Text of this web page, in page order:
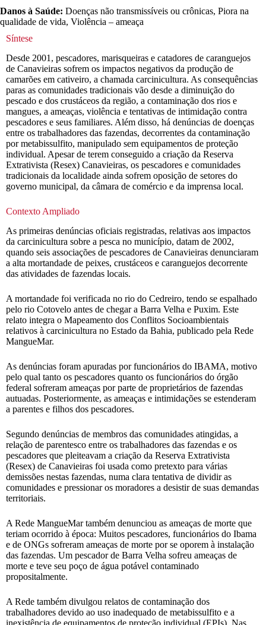
Danos à Saúde: Doenças não transmissíveis ou crônicas, Piora na
qualidade de vida, Violência – ameaça
Síntese
Desde 2001, pescadores, marisqueiras e catadores de caranguejos
de Canavieiras sofrem os impactos negativos da produção de
camarões em cativeiro, a chamada carcinicultura. As consequências
paras as comunidades tradicionais vão desde a diminuição do
pescado e dos crustáceos da região, a contaminação dos rios e
mangues, a ameaças, violência e tentativas de intimidação contra
pescadores e seus familiares. Além disso, há denúncias de doenças
entre os trabalhadores das fazendas, decorrentes da contaminação
por metabissulfito, manipulado sem equipamentos de proteção
individual. Apesar de terem conseguido a criação da Reserva
Extrativista (Resex) Canavieiras, os pescadores e comunidades
tradicionais da localidade ainda sofrem oposição de setores do
governo municipal, da câmara de comércio e da imprensa local.
Contexto Ampliado
As primeiras denúncias oficiais registradas, relativas aos impactos
da carcinicultura sobre a pesca no município, datam de 2002,
quando seis associações de pescadores de Canavieiras denunciaram
a alta mortandade de peixes, crustáceos e caranguejos decorrente
das atividades de fazendas locais.
A mortandade foi verificada no rio do Cedreiro, tendo se espalhado
pelo rio Cotovelo antes de chegar a Barra Velha e Puxim. Este
relato integra o Mapeamento dos Conflitos Socioambientais
relativos à carcinicultura no Estado da Bahia, publicado pela Rede
MangueMar.
As denúncias foram apuradas por funcionários do IBAMA, motivo
pelo qual tanto os pescadores quanto os funcionários do órgão
federal sofreram ameaças por parte de proprietários de fazendas
autuadas. Posteriormente, as ameaças e intimidações se estenderam
a parentes e filhos dos pescadores.
Segundo denúncias de membros das comunidades atingidas, a
relação de parentesco entre os trabalhadores das fazendas e os
pescadores que pleiteavam a criação da Reserva Extrativista
(Resex) de Canavieiras foi usada como pretexto para várias
demissões nestas fazendas, numa clara tentativa de dividir as
comunidades e pressionar os moradores a desistir de suas demandas
territoriais.
A Rede MangueMar também denunciou as ameaças de morte que
teriam ocorrido à época: Muitos pescadores, funcionários do Ibama
e de ONGs sofreram ameaças de morte por se oporem à instalação
das fazendas. Um pescador de Barra Velha sofreu ameaças de
morte e teve seu poço de água potável contaminado
propositalmente.
A Rede também divulgou relatos de contaminação dos
trabalhadores devido ao uso inadequado de metabissulfito e a
inexistência de equipamentos de proteção individual (EPIs). Nas